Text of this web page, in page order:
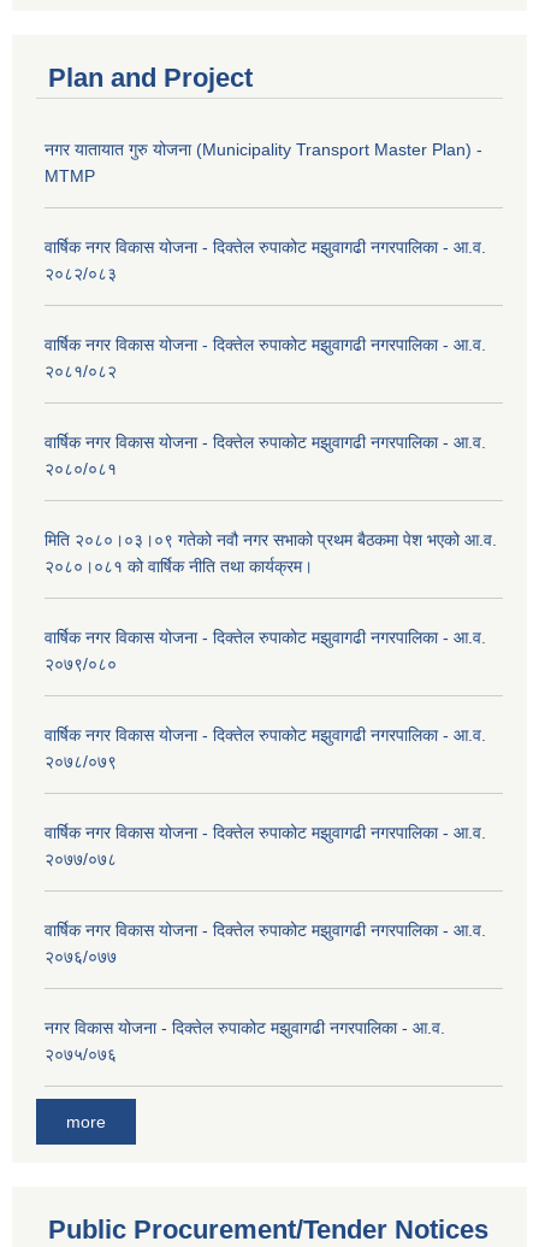
Plan and Project
नगर यातायात गुरु योजना (Municipality Transport Master Plan) -
MTMP
वार्षिक नगर विकास योजना - दिक्तेल रुपाकोट मझुवागढी नगरपालिका - आ.व.
२०८२/०८३
वार्षिक नगर विकास योजना - दिक्तेल रुपाकोट मझुवागढी नगरपालिका - आ.व.
२०८१/०८२
वार्षिक नगर विकास योजना - दिक्तेल रुपाकोट मझुवागढी नगरपालिका - आ.व.
२०८०/०८१
मिति २०८०।०३।०९ गतेको नवौ नगर सभाको प्रथम बैठकमा पेश भएको आ.व.
२०८०।०८१ को वार्षिक नीति तथा कार्यक्रम।
वार्षिक नगर विकास योजना - दिक्तेल रुपाकोट मझुवागढी नगरपालिका - आ.व.
२०७९/०८०
वार्षिक नगर विकास योजना - दिक्तेल रुपाकोट मझुवागढी नगरपालिका - आ.व.
२०७८/०७९
वार्षिक नगर विकास योजना - दिक्तेल रुपाकोट मझुवागढी नगरपालिका - आ.व.
२०७७/०७८
वार्षिक नगर विकास योजना - दिक्तेल रुपाकोट मझुवागढी नगरपालिका - आ.व.
२०७६/०७७
नगर विकास योजना - दिक्तेल रुपाकोट मझुवागढी नगरपालिका - आ.व.
२०७५/०७६
more
Public Procurement/Tender Notices